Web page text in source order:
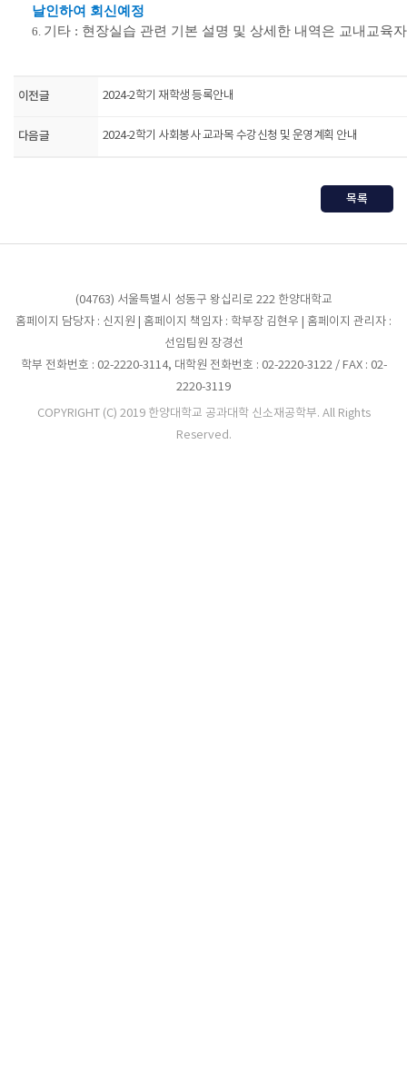
날인하여 회신예정
6. 기타 : 현장실습 관련 기본 설명 및 상세한 내역은 교내교육
이전글 2024-2학기 재학생 등록안내
다음글 2024-2학기 사회봉사 교과목 수강신청 및 운영계획 안내
목록
(04763) 서울특별시 성동구 왕십리로 222 한양대학교
홈페이지 담당자 : 신지원 | 홈페이지 책임자 : 학부장 김현우 | 홈페이지 관리자 :
선임팀원 장경선
학부 전화번호 : 02-2220-3114, 대학원 전화번호 : 02-2220-3122 / FAX : 02-
2220-3119
COPYRIGHT (C) 2019 한양대학교 공과대학 신소재공학부. All Rights
Reserved.